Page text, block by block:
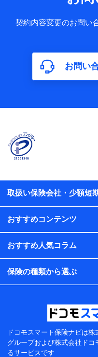
歴の情報及び保険の更改
送信履歴などの情報）が
約に関する情報。例とし
名、住所、生年月日、性
保険加入の目的、保険商
方法、車のメーカーや走
当社
株式会社NTTドコモ
【利用する者の利用目的
おけるユーザ登録受付お
当社又は株式会社NTTド
けている保険会社・提携
供するため、また維持管
れらに付帯、関連する当
会社のサービスを案内、提
（各サービスで取得した
閲覧履歴、購買履歴、ご
す。）
上記に係る案内・手続き
【当該個人データの管
称・住所・代表者名】
当該個人データを取り扱
契約内容変更のお問い
お問い
取扱い保険会社・少額短
おすすめコンテンツ
おすすめ人気コラム
保険の種類から選ぶ
ドコモスマート保険ナビは株
グループおよび株式会社ドコ
るサービスです